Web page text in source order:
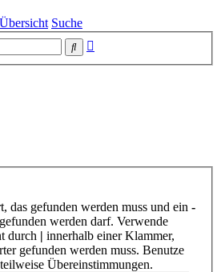
Suche
Suche
das gefunden werden muss und ein -
werden darf. Verwende
durch | innerhalb einer Klammer,
gefunden werden muss. Benutze
Übereinstimmungen.